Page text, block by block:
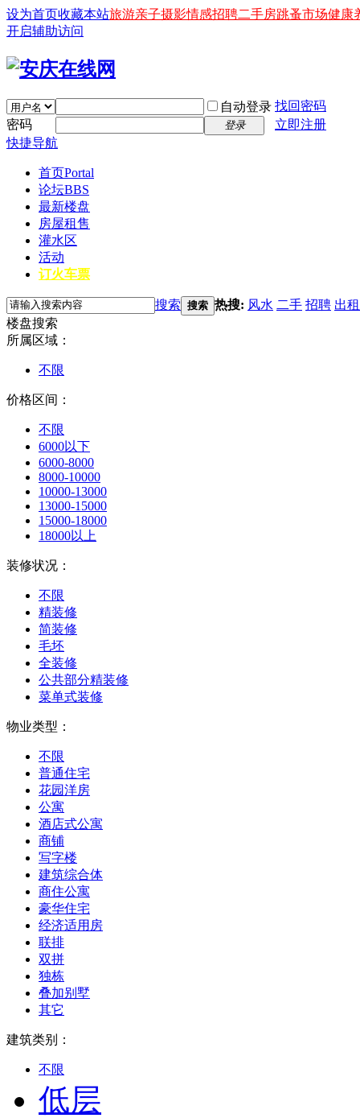
设为首页收藏本站旅游亲子摄影情感招聘二手房跳蚤市场健康
开启辅助访问
自动登录 找回密码
密码
登录
立即注册
快捷导航
首页Portal
论坛BBS
最新楼盘
房屋租售
灌水区
活动
订火车票
搜索 搜索 热搜: 风水 二手 招聘 出租
楼盘搜索
所属区域：
不限
价格区间：
不限
6000以下
6000-8000
8000-10000
10000-13000
13000-15000
15000-18000
18000以上
装修状况：
不限
精装修
简装修
毛坯
全装修
公共部分精装修
菜单式装修
物业类型：
不限
普通住宅
花园洋房
公寓
酒店式公寓
商铺
写字楼
建筑综合体
商住公寓
豪华住宅
经济适用房
联排
双拼
独栋
叠加别墅
其它
建筑类别：
不限
低层